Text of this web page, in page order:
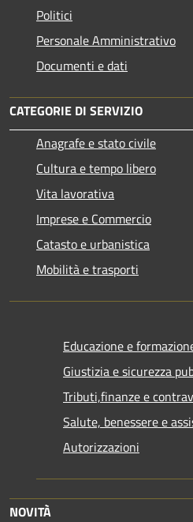
Politici
Personale Amministrativo
Documenti e dati
CATEGORIE DI SERVIZIO
Anagrafe e stato civile
Cultura e tempo libero
Vita lavorativa
Imprese e Commercio
Catasto e urbanistica
Mobilità e trasporti
Educazione e
Giustizia e sicurezza
Tributi,finanze e
Salute, benessere e
Autorizzazioni
NOVITÀ